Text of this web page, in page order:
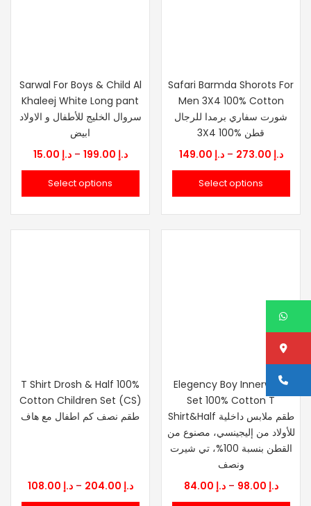
Sarwal For Boys & Child Al
Khaleej White Long pant
سروال الخليج للأطفال و الاولاد
ابيض
د.إ – د.إPrice
range:
Select options
Safari Barmda Shorots For
Men 3X4 100% Cotton
شورت سفاري برمدا للرجال
3X4 100% قطن
د.إ – د.إPrice
Select options
T Shirt Drosh & Half 100%
Cotton Children Set (CS)
طقم نصف كم اطفال مع هاف
د.إ – د.إPrice
Elegency Boy Innerwear
Set 100% Cotton T
Shirt&Half طقم ملابس داخلية
للأولاد من إليجينسي، مصنوع من
القطن بنسبة 100%، تي شيرت
ونصف
د.إ – د.إPrice